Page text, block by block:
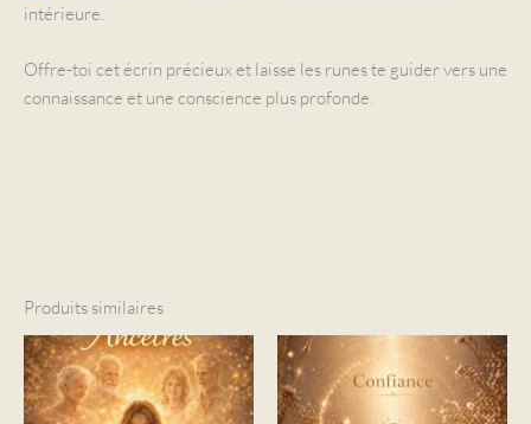
intérieure.
Offre-toi cet écrin précieux et laisse les runes te guider vers une
connaissance et une conscience plus profonde.
Produits similaires